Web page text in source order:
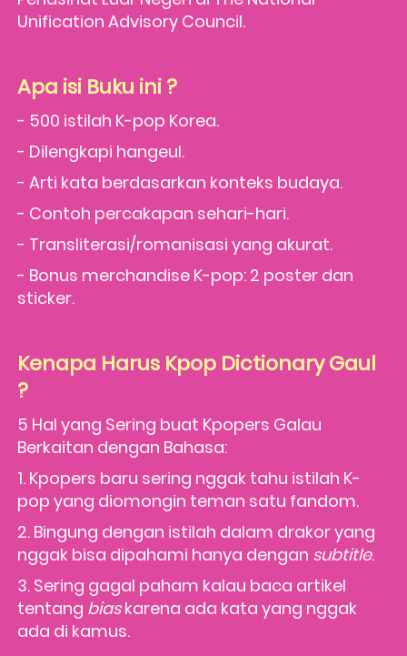
Unification Advisory Council.
Apa isi Buku ini ?
- 500 istilah K-pop Korea.
- Dilengkapi hangeul.
- Arti kata berdasarkan konteks budaya.
- Contoh percakapan sehari-hari.
- Transliterasi/romanisasi yang akurat.
- Bonus merchandise K-pop: 2 poster dan
sticker.
Kenapa Harus Kpop Dictionary Gaul
?
5 Hal yang Sering buat Kpopers Galau
Berkaitan dengan Bahasa:
1. Kpopers baru sering nggak tahu istilah K-
pop yang diomongin teman satu fandom.
2. Bingung dengan istilah dalam drakor yang
nggak bisa dipahami hanya dengan subtitle.
3. Sering gagal paham kalau baca artikel
tentang bias karena ada kata yang nggak
ada di kamus.